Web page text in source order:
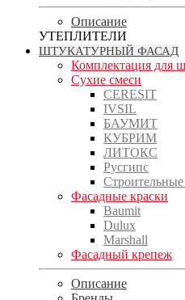
Описание
УТЕПЛИТЕЛИ
ШТУКАТУРНЫЙ ФАСАД
Комплектация для
Сухие смеси
CERESIT
IVSIL
БАУМИТ
КУБРИМ
ЛИТОКС
Русгипс
Фасадные краски
Baumit
Dulux
Marshall
Фасадный крепеж
Описание